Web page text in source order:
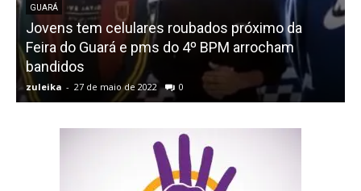
GUARÁ
Jovens tem celulares roubados próximo da
Feira do Guará e pms do 4º BPM arrocham
bandidos
zuleika - 27 de maio de 2022 0